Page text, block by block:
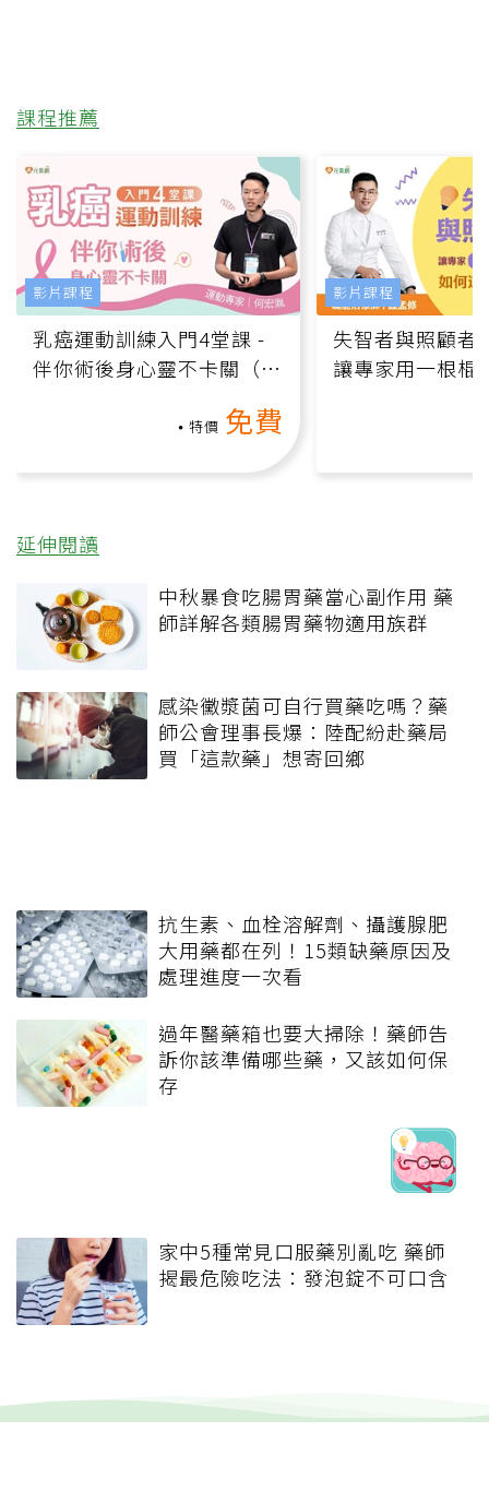
課程推薦
乳癌運動訓練入門4堂課 -
伴你術後身心靈不卡關（線
特價 免費
影片課程
失智者與照顧者
讓專家用一根棍
影片課程
延伸閱讀
中秋暴食吃腸胃藥當心副作用 藥
師詳解各類腸胃藥物適用族群
感染黴漿菌可自行買藥吃嗎？藥
師公會理事長爆：陸配紛赴藥局
買「這款藥」想寄回鄉
抗生素、血栓溶解劑、攝護腺肥
大用藥都在列！15類缺藥原因及
處理進度一次看
過年醫藥箱也要大掃除！藥師告
訴你該準備哪些藥，又該如何保
存
家中5種常見口服藥別亂吃 藥師
揭最危險吃法：發泡錠不可口含